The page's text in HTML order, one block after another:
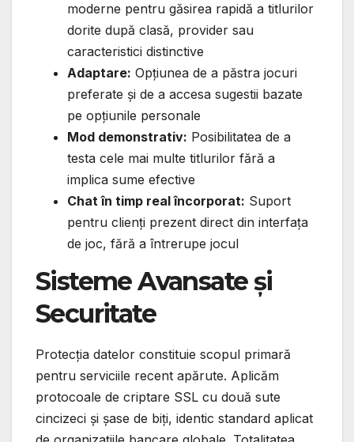
moderne pentru găsirea rapidă a titlurilor
dorite după clasă, provider sau
caracteristici distinctive
Adaptare: Opțiunea de a păstra jocuri
preferate și de a accesa sugestii bazate
pe opțiunile personale
Mod demonstrativ: Posibilitatea de a
testa cele mai multe titlurilor fără a
implica sume efective
Chat în timp real încorporat: Suport
pentru clienți prezent direct din interfața
de joc, fără a întrerupe jocul
Sisteme Avansate și
Securitate
Protecția datelor constituie scopul primară
pentru serviciile recent apărute. Aplicăm
protocoale de criptare SSL cu două sute
cincizeci și șase de biți, identic standard aplicat